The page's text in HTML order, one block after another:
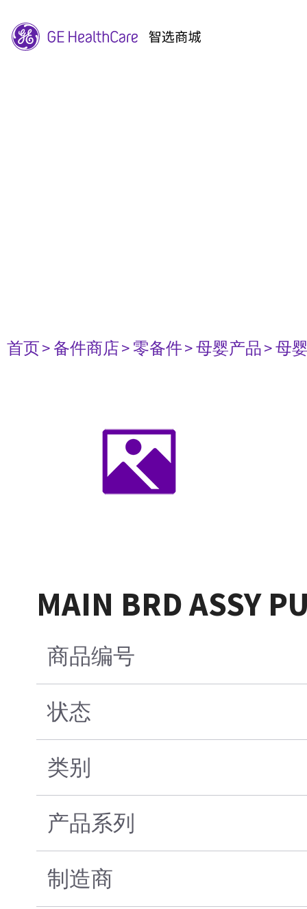
首页> 备件商店> 零备件> 母婴产品> 母
MAIN BRD ASSY
商品编号
状态
类别
产品系列
制造商